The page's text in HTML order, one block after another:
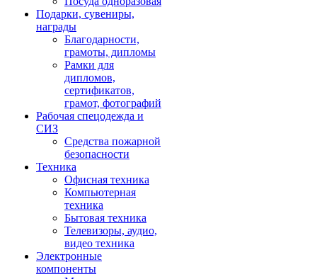
Подарки, сувениры,
награды
Благодарности,
грамоты, дипломы
Рамки для
дипломов,
сертификатов,
грамот, фотографий
Рабочая спецодежда и
СИЗ
Средства пожарной
безопасности
Техника
Офисная техника
Компьютерная
техника
Бытовая техника
Телевизоры, аудио,
видео техника
Электронные
компоненты